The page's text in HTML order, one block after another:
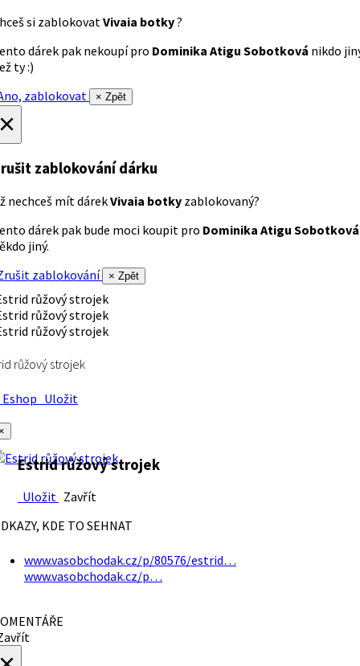
si zablokovatVivaia botky?
dárek pak nekoupí pro Dominika Atigu Sobotková nikdo
ty :)
zablokovat
× Zpět
zablokování dárku
nechceš mít dárekVivaia botky zablokovaný?
dárek pak bude moci koupit pro Dominika Atigu Sobotková
jiný.
zablokování
× Zpět
růžový strojek
Uložit
Estrid růžový strojek
Uložit Zavřít
KDE TO SEHNAT
www.vasobchodak.cz/p/80576/estrid…
www.vasobchodak.cz/p…